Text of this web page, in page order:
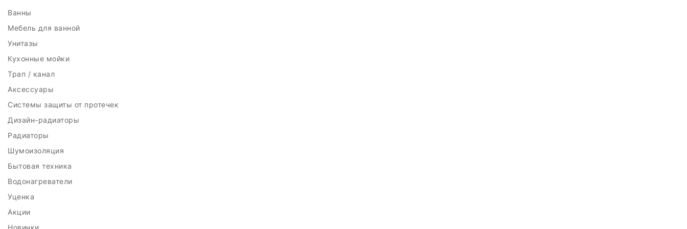
Ванны
Мебель для ванной
Унитазы
Кухонные мойки
Трап / канал
Аксессуары
Системы защиты от протечек
Дизайн-радиаторы
Радиаторы
Шумоизоляция
Бытовая техника
Водонагреватели
Уценка
Акции
Новинки